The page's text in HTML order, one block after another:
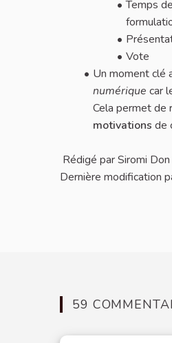
Temps
Vote
Un moment clé
numérique car
Cela permet de
motivations de
Rédigé par Siromi
Dernière modification
59